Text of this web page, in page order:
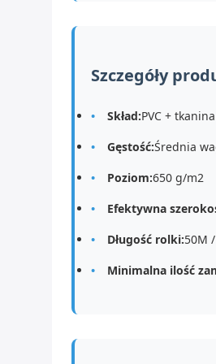
Szczegóły
Skład:PVC +
Gęstość:Średnia
Poziom:650 g/m2
Efektywna
Długość rolki:50M
Minimalna ilość